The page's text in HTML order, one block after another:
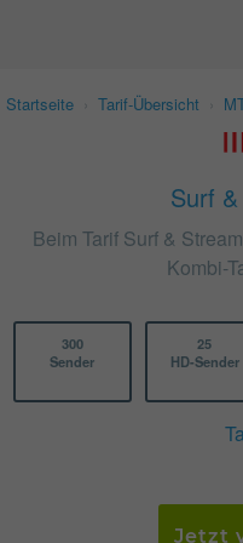
Startseite Tarif-Übersicht
Surf
Beim Tarif Surf &
Kombi-
300
Sender
25
HD-Sender
Jetzt